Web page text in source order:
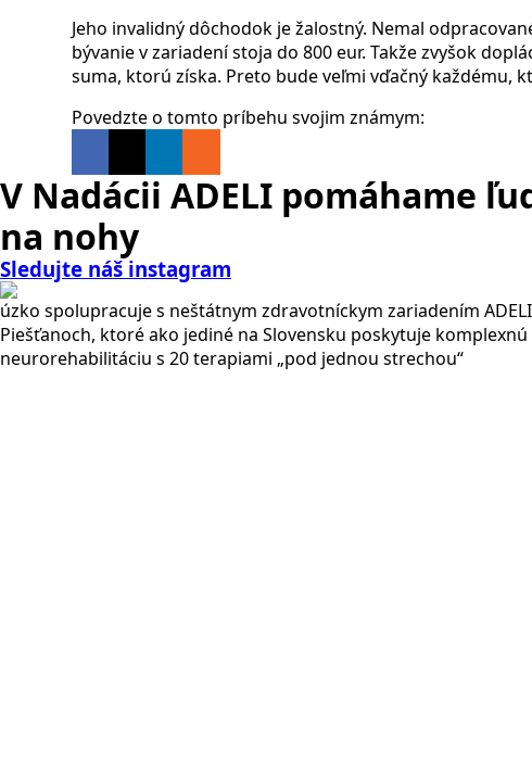
Jeho invalidný dôchodok je žalostný. Nemal
bývanie v zariadení stoja do 800 eur. Takže zvyšok
suma, ktorú získa. Preto bude veľmi vďačný každému,
Povedzte o tomto príbehu svojim známym:
V Nadácii ADELI pomáhame
na nohy
Sledujte náš instagram
úzko spolupracuje s neštátnym zdravotníckym zariadením
Piešťanoch, ktoré ako jediné na Slovensku poskytuje
neurorehabilitáciu s 20 terapiami „pod jednou strechou“